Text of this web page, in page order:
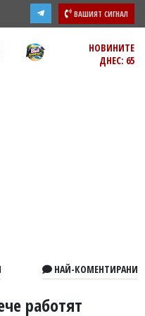
ВАШИЯТ СИГНАЛ
НОВИНИТЕ
ДНЕС: 65
НАЙ-КОМЕНТИРАНИ
работят